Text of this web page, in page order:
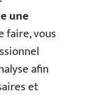
une
faire, vous
afin
et